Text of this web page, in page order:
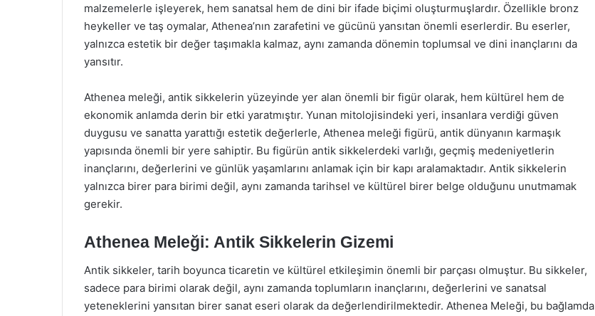
malzemelerle işleyerek, hem sanatsal hem de dini bir ifade biçimi oluşturmuşlardır. Özellikle bronz
heykeller ve taş oymalar, Athenea’nın zarafetini ve gücünü yansıtan önemli eserlerdir. Bu eserler,
yalnızca estetik bir değer taşımakla kalmaz, aynı zamanda dönemin toplumsal ve dini inançlarını da
yansıtır.
Athenea meleği, antik sikkelerin yüzeyinde yer alan önemli bir figür olarak, hem kültürel hem de
ekonomik anlamda derin bir etki yaratmıştır. Yunan mitolojisindeki yeri, insanlara verdiği güven
duygusu ve sanatta yarattığı estetik değerlerle, Athenea meleği figürü, antik dünyanın karmaşık
yapısında önemli bir yere sahiptir. Bu figürün antik sikkelerdeki varlığı, geçmiş medeniyetlerin
inançlarını, değerlerini ve günlük yaşamlarını anlamak için bir kapı aralamaktadır. Antik sikkelerin
yalnızca birer para birimi değil, aynı zamanda tarihsel ve kültürel birer belge olduğunu unutmamak
gerekir.
Athenea Meleği: Antik Sikkelerin Gizemi
Antik sikkeler, tarih boyunca ticaretin ve kültürel etkileşimin önemli bir parçası olmuştur. Bu sikkeler,
sadece para birimi olarak değil, aynı zamanda toplumların inançlarını, değerlerini ve sanatsal
yeteneklerini yansıtan birer sanat eseri olarak da değerlendirilmektedir. Athenea Meleği, bu bağlamda